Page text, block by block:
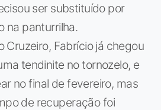
ser substituído por
na panturrilha.
Cruzeiro, Fabrício já chegou
tendinite no tornozelo, e
no final de fevereiro, mas
de recuperação foi